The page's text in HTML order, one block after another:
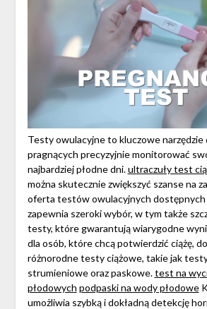
Testy owulacyjne to kluczowe narzędzie
pragnących precyzyjnie monitorować
najbardziej płodne dni.ultraczuły test
można skutecznie zwiększyć szanse na
oferta testów owulacyjnych dostępnych
zapewnia szeroki wybór, w tym także
testy, które gwarantują wiarygodne
dla osób, które chcą potwierdzić ciążę,
różnorodne testy ciążowe, takie jak
strumieniowe oraz paskowe.test na
płodowych podpaski na wody płodowe
umożliwia szybką i dokładną detekcję